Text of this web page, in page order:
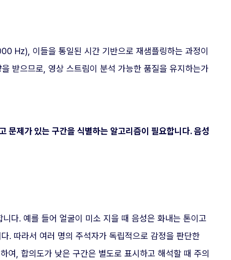
Hz), 이들을 통일된 시간 기반으로 재샘플링하는 과정이
받으므로, 영상 스트림이 분석 가능한 품질을 유지하는가
문제가 있는 구간을 식별하는 알고리즘이 필요합니다. 음성
다. 예를 들어 얼굴이 미소 지을 때 음성은 화내는 톤이고
. 따라서 여러 명의 주석자가 독립적으로 감정을 판단한
여, 합의도가 낮은 구간은 별도로 표시하고 해석할 때 주의